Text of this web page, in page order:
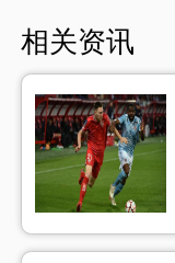
相关资讯